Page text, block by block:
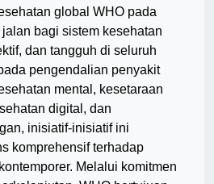
global WHO pada
bagi sistem kesehatan
dan tangguh di seluruh
pengendalian penyakit
mental, kesetaraan
digital, dan
inisiatif-inisiatif ini
komprehensif terhadap
Melalui komitmen